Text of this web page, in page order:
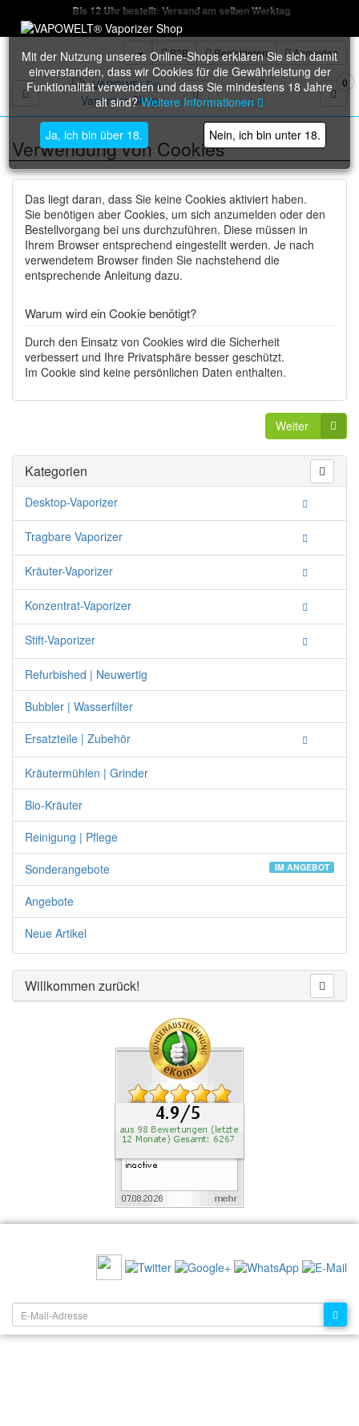
Bis 12 Uhr bestellt: Versand am selben Werktag
B2B Registrieren Anmelden
Toggle navigation
0 0
Mit der Nutzung unseres Online-Shops erklären Sie sich damit
einverstanden, dass wir Cookies für die Gewährleistung der
Funktionalität verwenden und dass Sie mindestens 18 Jahre
alt sind?Weitere Informationen
Ja, ich bin über 18. Nein, ich bin unter 18.
Verwendung von Cookies
Das liegt daran, dass Sie keine Cookies aktiviert haben.
Sie benötigen aber Cookies, um sich anzumelden oder den
Bestellvorgang bei uns durchzuführen. Diese müssen in
Ihrem Browser entsprechend eingestellt werden. Je nach
verwendetem Browser finden Sie nachstehend die
entsprechende Anleitung dazu.
Warum wird ein Cookie benötigt?
Durch den Einsatz von Cookies wird die Sicherheit
verbessert und Ihre Privatsphäre besser geschützt.
Im Cookie sind keine persönlichen Daten enthalten.
Weiter
Kategorien
Desktop-Vaporizer
Tragbare Vaporizer
Kräuter-Vaporizer
Konzentrat-Vaporizer
Stift-Vaporizer
Refurbished | Neuwertig
Bubbler | Wasserfilter
Ersatzteile | Zubehör
Kräutermühlen | Grinder
Bio-Kräuter
Reinigung | Pflege
Sonderangebote
IM ANGEBOT
Angebote
Neue Artikel
Willkommen zurück!